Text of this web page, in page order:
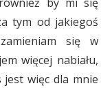
tym od jakiegoś
się w
więcej nabiału,
jest więc dla mnie